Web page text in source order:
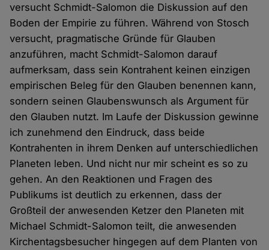
versucht Schmidt-Salomon die Diskussion auf den
Boden der Empirie zu führen. Während von Stosch
versucht, pragmatische Gründe für Glauben
anzuführen, macht Schmidt-Salomon darauf
aufmerksam, dass sein Kontrahent keinen einzigen
empirischen Beleg für den Glauben benennen kann,
sondern seinen Glaubenswunsch als Argument für
den Glauben nutzt. Im Laufe der Diskussion gewinne
ich zunehmend den Eindruck, dass beide
Kontrahenten in ihrem Denken auf unterschiedlichen
Planeten leben. Und nicht nur mir scheint es so zu
gehen. An den Reaktionen und Fragen des
Publikums ist deutlich zu erkennen, dass der
Großteil der anwesenden Ketzer den Planeten mit
Michael Schmidt-Salomon teilt, die anwesenden
Kirchentagsbesucher hingegen auf dem Planten von